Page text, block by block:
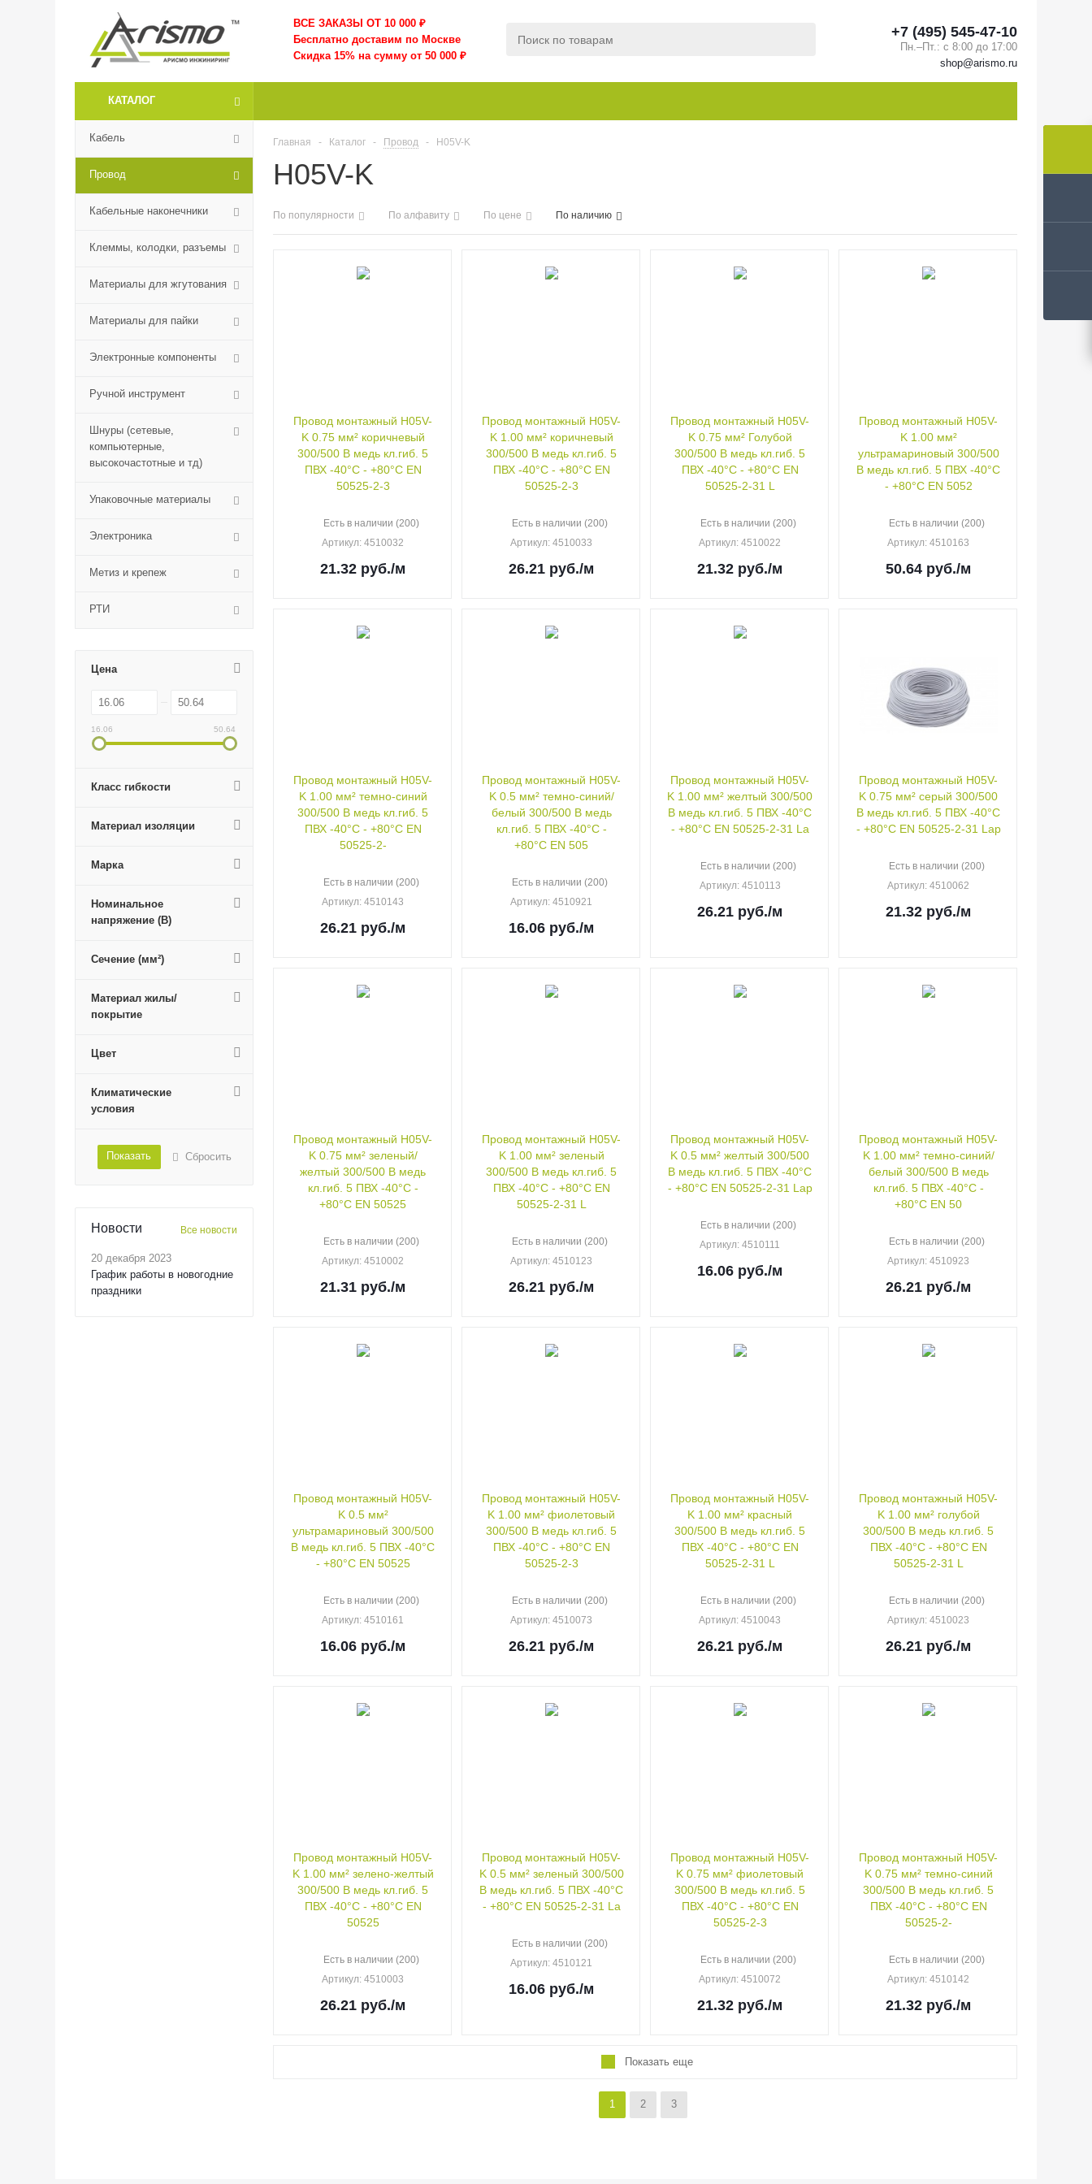
ВСЕ ЗАКАЗЫ ОТ 10 000 ₽
Бесплатно доставим по Москве
Скидка 15% на сумму от 50 000 ₽
+7 (495) 545-47-10
Пн.–Пт.: с 8:00 до 17:00
shop@arismo.ru
КАТАЛОГ
Кабель
Провод
Кабельные наконечники
Клеммы, колодки, разъемы
Материалы для жгутования
Материалы для пайки
Электронные компоненты
Ручной инструмент
Шнуры (сетевые,
компьютерные,
высокочастотные и тд)
Упаковочные материалы
Электроника
Метиз и крепеж
РТИ
Цена
16.06 50.64
Класс гибкости
Материал изоляции
Марка
Номинальное
напряжение (В)
Сечение (мм²)
Материал жилы/
покрытие
Цвет
Климатические
условия
Показать Сбросить
Новости Все новости
20 декабря 2023
График работы в новогодние
праздники
Главная - Каталог - Провод - H05V-K
H05V-K
По популярности По алфавиту По цене По наличию
Провод монтажный H05V-
K 0.75 мм² коричневый
300/500 В медь кл.гиб. 5
ПВХ -40°C - +80°C EN
50525-2-3
Есть в наличии (200)
Артикул: 4510032
21.32 руб./м
Провод монтажный H05V-
K 1.00 мм² коричневый
300/500 В медь кл.гиб. 5
ПВХ -40°C - +80°C EN
50525-2-3
Есть в наличии (200)
Артикул: 4510033
26.21 руб./м
Провод монтажный H05V-
K 0.75 мм² Голубой
300/500 В медь кл.гиб. 5
ПВХ -40°C - +80°C EN
50525-2-31 L
Есть в наличии (200)
Артикул: 4510022
21.32 руб./м
Провод монтажный H05V-
K 1.00 мм²
ультрамариновый 300/500
В медь кл.гиб. 5 ПВХ -40°C
- +80°C EN 5052
Есть в наличии (200)
Артикул: 4510163
50.64 руб./м
Провод монтажный H05V-
K 1.00 мм² темно-синий
300/500 В медь кл.гиб. 5
ПВХ -40°C - +80°C EN
50525-2-
Есть в наличии (200)
Артикул: 4510143
26.21 руб./м
Провод монтажный H05V-
K 0.5 мм² темно-синий/
белый 300/500 В медь
кл.гиб. 5 ПВХ -40°C -
+80°C EN 505
Есть в наличии (200)
Артикул: 4510921
16.06 руб./м
Провод монтажный H05V-
K 1.00 мм² желтый 300/500
В медь кл.гиб. 5 ПВХ -40°C
- +80°C EN 50525-2-31 La
Есть в наличии (200)
Артикул: 4510113
26.21 руб./м
Провод монтажный H05V-
K 0.75 мм² серый 300/500
В медь кл.гиб. 5 ПВХ -40°C
- +80°C EN 50525-2-31 Lap
Есть в наличии (200)
Артикул: 4510062
21.32 руб./м
Провод монтажный H05V-
K 0.75 мм² зеленый/
желтый 300/500 В медь
кл.гиб. 5 ПВХ -40°C -
+80°C EN 50525
Есть в наличии (200)
Артикул: 4510002
21.31 руб./м
Провод монтажный H05V-
K 1.00 мм² зеленый
300/500 В медь кл.гиб. 5
ПВХ -40°C - +80°C EN
50525-2-31 L
Есть в наличии (200)
Артикул: 4510123
26.21 руб./м
Провод монтажный H05V-
K 0.5 мм² желтый 300/500
В медь кл.гиб. 5 ПВХ -40°C
- +80°C EN 50525-2-31 Lap
Есть в наличии (200)
Артикул: 4510111
16.06 руб./м
Провод монтажный H05V-
K 1.00 мм² темно-синий/
белый 300/500 В медь
кл.гиб. 5 ПВХ -40°C -
+80°C EN 50
Есть в наличии (200)
Артикул: 4510923
26.21 руб./м
Провод монтажный H05V-
K 0.5 мм²
ультрамариновый 300/500
В медь кл.гиб. 5 ПВХ -40°C
- +80°C EN 50525
Есть в наличии (200)
Артикул: 4510161
16.06 руб./м
Провод монтажный H05V-
K 1.00 мм² фиолетовый
300/500 В медь кл.гиб. 5
ПВХ -40°C - +80°C EN
50525-2-3
Есть в наличии (200)
Артикул: 4510073
26.21 руб./м
Провод монтажный H05V-
K 1.00 мм² красный
300/500 В медь кл.гиб. 5
ПВХ -40°C - +80°C EN
50525-2-31 L
Есть в наличии (200)
Артикул: 4510043
26.21 руб./м
Провод монтажный H05V-
K 1.00 мм² голубой
300/500 В медь кл.гиб. 5
ПВХ -40°C - +80°C EN
50525-2-31 L
Есть в наличии (200)
Артикул: 4510023
26.21 руб./м
Провод монтажный H05V-
K 1.00 мм² зелено-желтый
300/500 В медь кл.гиб. 5
ПВХ -40°C - +80°C EN
50525
Есть в наличии (200)
Артикул: 4510003
26.21 руб./м
Провод монтажный H05V-
K 0.5 мм² зеленый 300/500
В медь кл.гиб. 5 ПВХ -40°C
- +80°C EN 50525-2-31 La
Есть в наличии (200)
Артикул: 4510121
16.06 руб./м
Провод монтажный H05V-
K 0.75 мм² фиолетовый
300/500 В медь кл.гиб. 5
ПВХ -40°C - +80°C EN
50525-2-3
Есть в наличии (200)
Артикул: 4510072
21.32 руб./м
Провод монтажный H05V-
K 0.75 мм² темно-синий
300/500 В медь кл.гиб. 5
ПВХ -40°C - +80°C EN
50525-2-
Есть в наличии (200)
Артикул: 4510142
21.32 руб./м
Показать еще
1 2 3